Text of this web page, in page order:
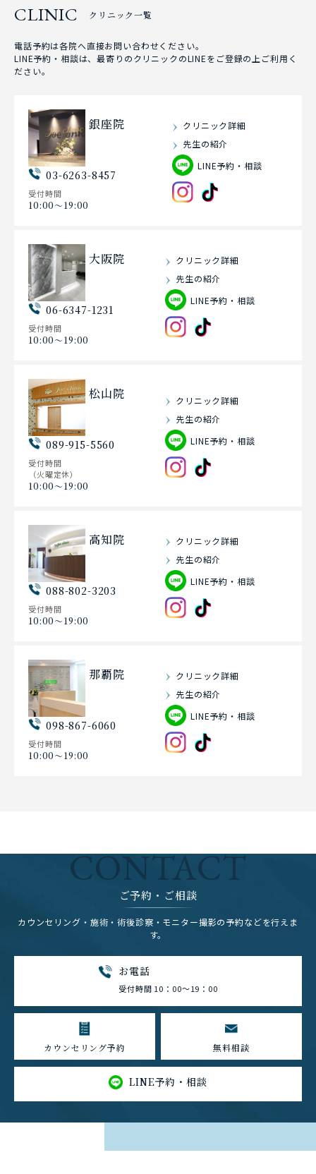
CLINIC クリニック一覧
電話予約は各院へ直接お問い合わせください。
LINE予約・相談は、最寄りのクリニックのLINEをご登録の上ご利用く
ださい。
銀座院
03-6263-8457
受付時間
10:00〜19:00
クリニック詳細
先生の紹介
LINE予約・相談
大阪院
06-6347-1231
受付時間
10:00〜19:00
クリニック詳細
先生の紹介
LINE予約・相談
松山院
089-915-5560
受付時間
（火曜定休）
10:00〜19:00
クリニック詳細
先生の紹介
LINE予約・相談
高知院
088-802-3203
受付時間
10:00〜19:00
クリニック詳細
先生の紹介
LINE予約・相談
那覇院
098-867-6060
受付時間
10:00〜19:00
クリニック詳細
先生の紹介
LINE予約・相談
CONTACT
ご予約・ご相談
カウンセリング・施術・術後診察・モニター撮影の予約などを行えま
す。
お電話
受付時間 10：00～19：00
カウンセリング予約 無料相談
LINE予約・相談